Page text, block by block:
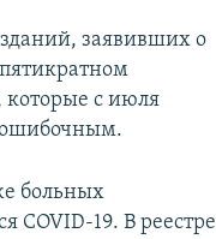
заявивших о
которые с июля
ошибочным.
больных
COVID-19. В реестре